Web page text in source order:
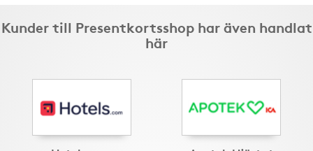
Kunder till Presentkortsshop har även handlat
här